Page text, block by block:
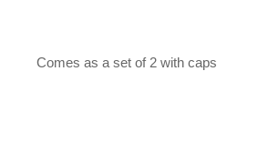
Comes as a set of 2 with caps